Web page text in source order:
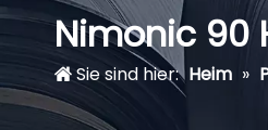
Nimonic 90
Sie sind hier: Heim »